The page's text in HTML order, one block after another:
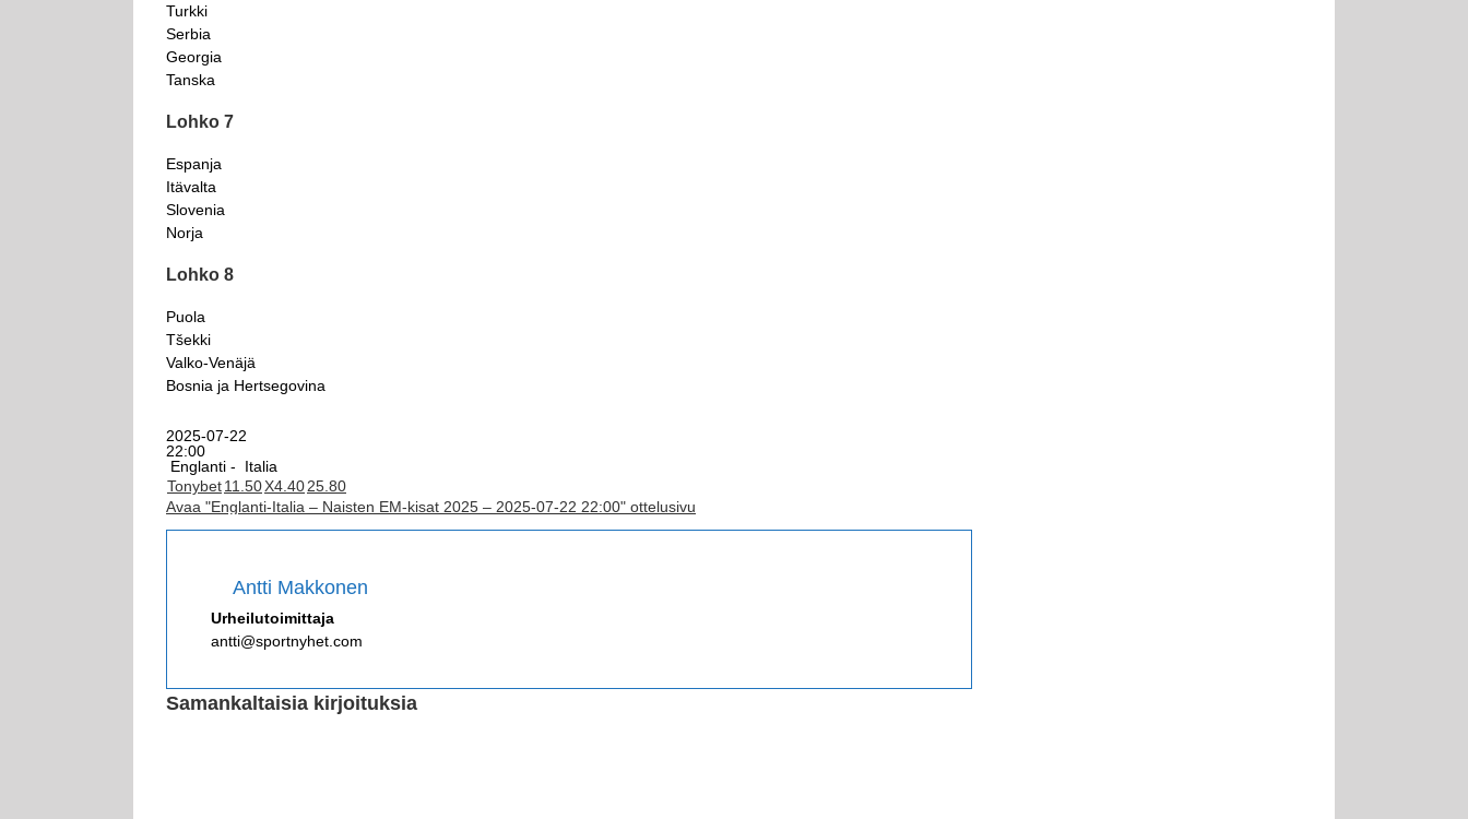
Turkki
Serbia
Georgia
Tanska
Lohko 7
Espanja
Itävalta
Slovenia
Norja
Lohko 8
Puola
Tšekki
Valko-Venäjä
Bosnia ja Hertsegovina
2025-07-22
22:00
Englanti -
Italia
Tonybet11.50X4.4025.80
Avaa "Englanti-Italia – Naisten EM-kisat 2025 – 2025-07-22 22:00" ottelusivu
Antti Makkonen
Urheilutoimittaja
antti@sportnyhet.com
Samankaltaisia kirjoituksia